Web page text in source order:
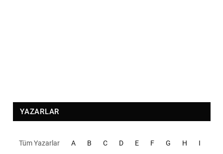
YAZARLAR
Tüm Yazarlar A B C D E F G H I